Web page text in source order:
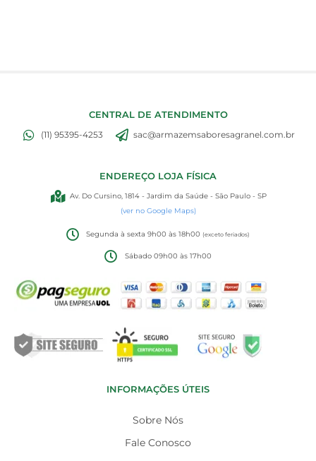
CENTRAL DE ATENDIMENTO
(11) 95395-4253 sac@armazemsaboresagranel.com.br
ENDEREÇO LOJA FÍSICA
Av. Do Cursino, 1814 - Jardim da Saúde - São Paulo - SP
(ver no Google Maps)
Segunda à sexta 9h00 às 18h00(exceto feriados)
Sábado 09h00 às 17h00
INFORMAÇÕES ÚTEIS
Sobre Nós
Fale Conosco